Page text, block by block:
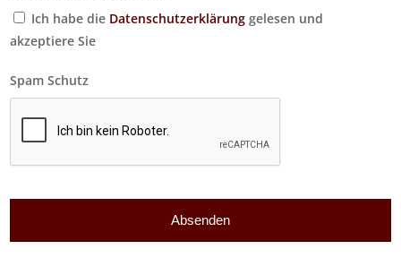
Ich habe die Datenschutzerklärung gelesen und
akzeptiere Sie
Spam Schutz